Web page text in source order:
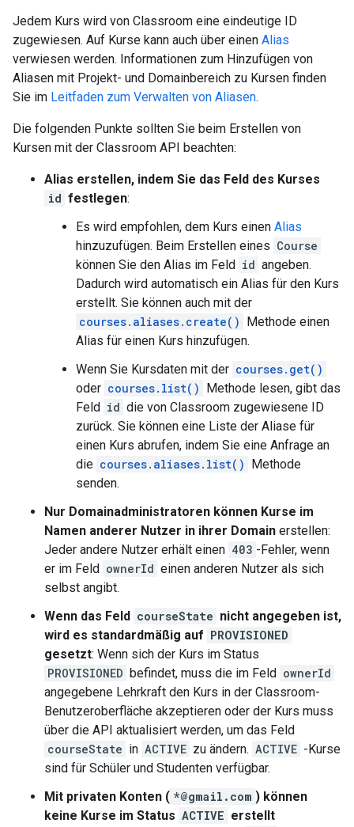
Jedem Kurs wird von Classroom eine eindeutige ID
zugewiesen. Auf Kurse kann auch über einen Alias
verwiesen werden. Informationen zum Hinzufügen von
Aliasen mit Projekt- und Domainbereich zu Kursen finden
Sie im Leitfaden zum Verwalten von Aliasen.
Die folgenden Punkte sollten Sie beim Erstellen von
Kursen mit der Classroom API beachten:
Alias erstellen, indem Sie das Feld des Kurses
id festlegen:
Es wird empfohlen, dem Kurs einen Alias
hinzuzufügen. Beim Erstellen eines Course
können Sie den Alias im Feld id angeben.
Dadurch wird automatisch ein Alias für den Kurs
erstellt. Sie können auch mit der
courses.aliases.create() Methode einen
Alias für einen Kurs hinzufügen.
Wenn Sie Kursdaten mit der courses.get()
oder courses.list() Methode lesen, gibt das
Feld id die von Classroom zugewiesene ID
zurück. Sie können eine Liste der Aliase für
einen Kurs abrufen, indem Sie eine Anfrage an
die courses.aliases.list() Methode
senden.
Nur Domainadministratoren können Kurse im
Namen anderer Nutzer in ihrer Domain erstellen:
Jeder andere Nutzer erhält einen 403 -Fehler, wenn
er im Feld ownerId einen anderen Nutzer als sich
selbst angibt.
Wenn das Feld courseState nicht angegeben ist,
wird es standardmäßig auf PROVISIONED
gesetzt: Wenn sich der Kurs im Status
PROVISIONED befindet, muss die im Feld ownerId
angegebene Lehrkraft den Kurs in der Classroom-
Benutzeroberfläche akzeptieren oder der Kurs muss
über die API aktualisiert werden, um das Feld
courseState in ACTIVE zu ändern. ACTIVE -Kurse
sind für Schüler und Studenten verfügbar.
Mit privaten Konten ( *@gmail.com ) können
keine Kurse im Status ACTIVE erstellt